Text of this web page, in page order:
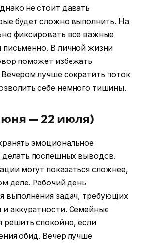
не стоит давать
будет сложно выполнить. На
фиксировать все важные
письменно. В личной жизни
поможет избежать
лучше сократить поток
себе немного тишины.
— 22 июля)
эмоциональное
делать поспешных выводов.
могут показаться сложнее,
деле. Рабочий день
выполнения задач, требующих
и аккуратности. Семейные
решить спокойно, если
обид. Вечер лучше